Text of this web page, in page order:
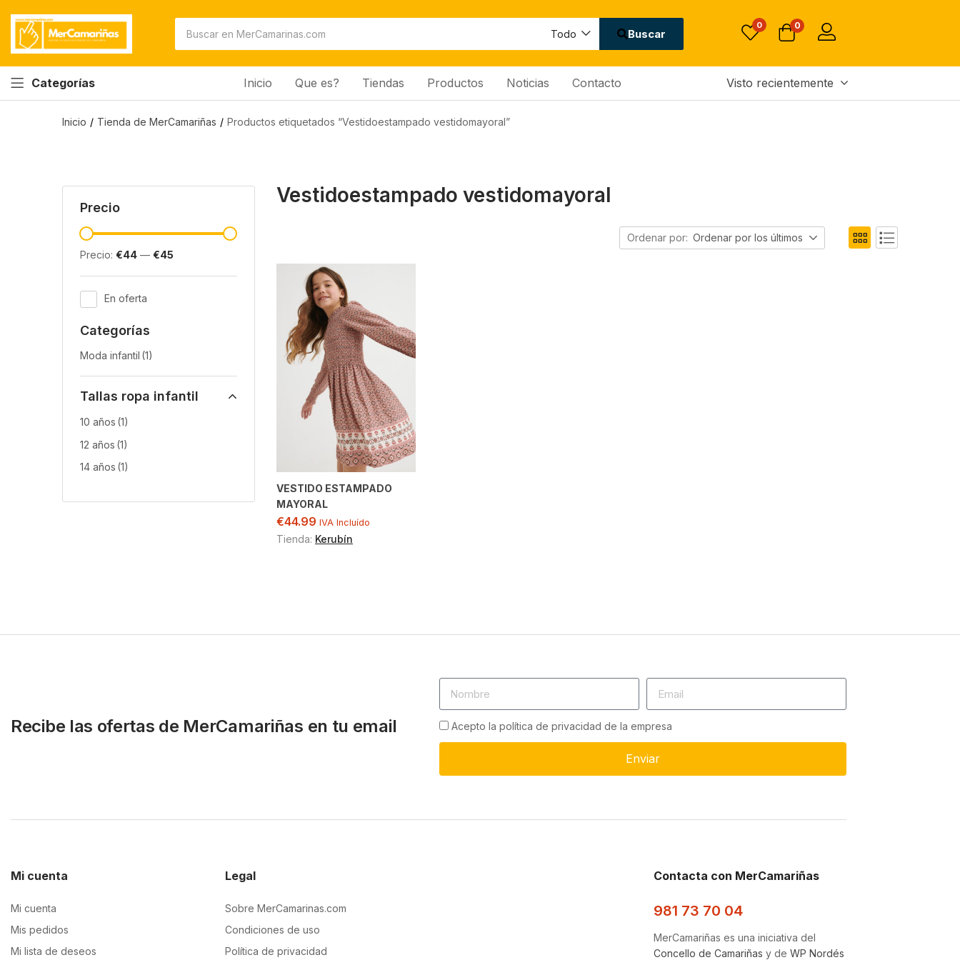
Todo Buscar
0 0
Categorías Inicio Que es? Tiendas Productos Noticias Contacto Visto recientemente
Inicio Tienda de MerCamariñas Productos etiquetados “Vestidoestampado vestidomayoral”
Precio
Precio: €44 — €45
En oferta
Categorías
Moda infantil (1)
Tallas ropa infantil
10 años (1)
12 años (1)
14 años (1)
Vestidoestampado vestidomayoral
Ordenar por: Ordenar por los últimos
VESTIDO ESTAMPADO
MAYORAL
€44.99 IVA Incluído
Tienda: Kerubín
Recibe las ofertas de MerCamariñas en tu email Acepto la política de privacidad de la empresa
Enviar
Mi cuenta
Mi cuenta
Mis pedidos
Mi lista de deseos
Legal
Sobre MerCamarinas.com
Condiciones de uso
Política de privacidad
Contacta con MerCamariñas
981 73 70 04
MerCamariñas es una iniciativa del
Concello de Camariñas y de WP Nordés